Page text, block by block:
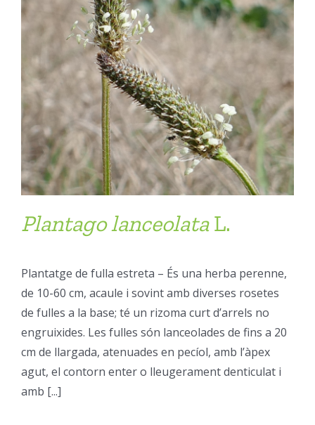
PlantagolanceolataL.
Plantatge de fulla estreta – És una herba perenne,
de 10-60 cm, acaule i sovint amb diverses rosetes
de fulles a la base; té un rizoma curt d’arrels no
engruixides. Les fulles són lanceolades de fins a 20
cm de llargada, atenuades en pecíol, amb l’àpex
agut, el contorn enter o lleugerament denticulat i
amb [...]